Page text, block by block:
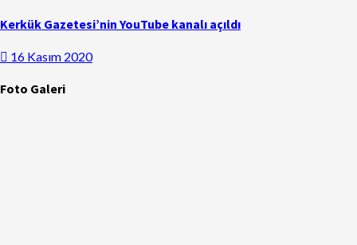
Kerkük Gazetesi’nin YouTube kanalı açıldı
16 Kasım 2020
Foto Galeri